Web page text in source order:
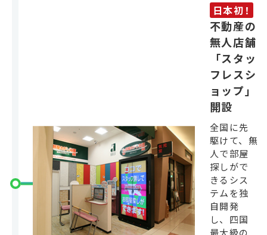
日本初！
不動産の
無人店舗
「スタッ
フレスシ
ョップ」
開設
全国に先
駆けて、無
人で部屋
探しがで
きるシス
テムを独
自開発
し、四国
最大級の